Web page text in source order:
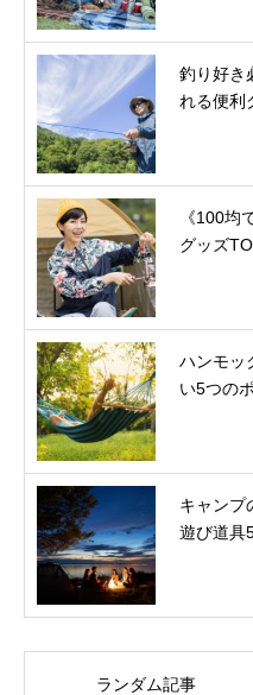
釣り好き
れる便利
《100均
グッズ
ハンモッ
い5つのポ
キャンプ
遊び道具5
ランダム記事